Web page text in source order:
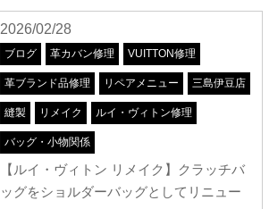
2026/02/28
ブログ 革カバン修理 VUITTON修理
革ブランド品修理 リペアメニュー 三島伊豆店
縫製 リメイク ルイ・ヴィトン修理
バッグ・小物関係
【ルイ・ヴィトン リメイク】クラッチバ
ッグをショルダーバッグとしてリニュー